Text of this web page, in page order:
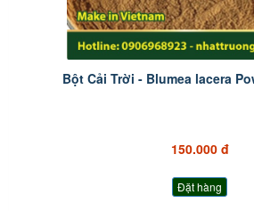
Bột Cải Trời - Blumea lacera
150.000 đ
Đặt hàng